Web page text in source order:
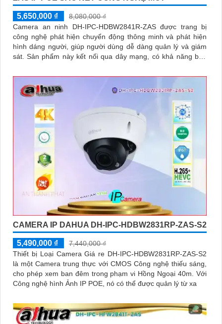
5,650,000 ₫
8,080,000 ₫
Camera an ninh DH-IPC-HDBW2841R-ZAS được trang bị
công nghệ phát hiện chuyển động thông minh và phát hiện
hình dáng người, giúp người dùng dễ dàng quản lý và giám
sát. Sản phẩm này kết nối qua dây mạng, có khả năng báo
CAMERA IP DAHUA DH-IPC-HDBW2831RP-ZAS-S2
5,490,000 ₫
7,440,000 ₫
Thiết bị Loại Camera Giá re DH-IPC-HDBW2831RP-ZAS-S2
là một Camera trung thực với CMOS Công nghệ thiếu sáng,
cho phép xem ban đêm trong phạm vi Hồng Ngoại 40m. Với
Công nghệ hình Ảnh IP POE, nó có thể được quản lý từ xa